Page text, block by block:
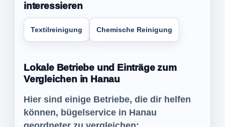
interessieren
Textilreinigung Chemische Reinigung
Lokale Betriebe und Einträge zum
Vergleichen in Hanau
Hier sind einige Betriebe, die dir helfen
können, bügelservice in Hanau